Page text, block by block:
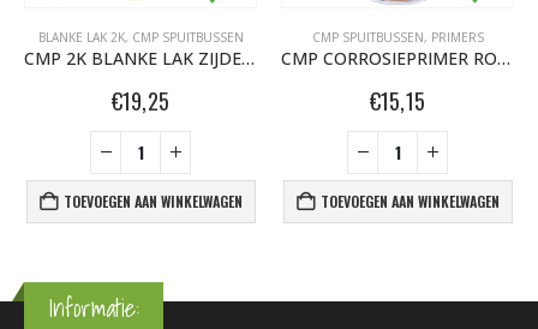
BLANKE LAK 2K, CMP SPUITBUSSEN
CMP 2K BLANKE LAK ZIJDEGLANS 200ML
€19,25
TOEVOEGEN AAN WINKELWAGEN
CMP SPUITBUSSEN, PRIMERS
CMP CORROSIEPRIMER ROOD 400 ML
€15,15
TOEVOEGEN AAN WINKELWAGEN
Informatie: